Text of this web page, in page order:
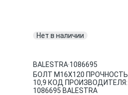
Нет в наличии
BALESTRA·1086695
БОЛТ М16Х120 ПРОЧНОСТЬ
10,9 КОД ПРОИЗВОДИТЕЛЯ:
1086695 BALESTRA